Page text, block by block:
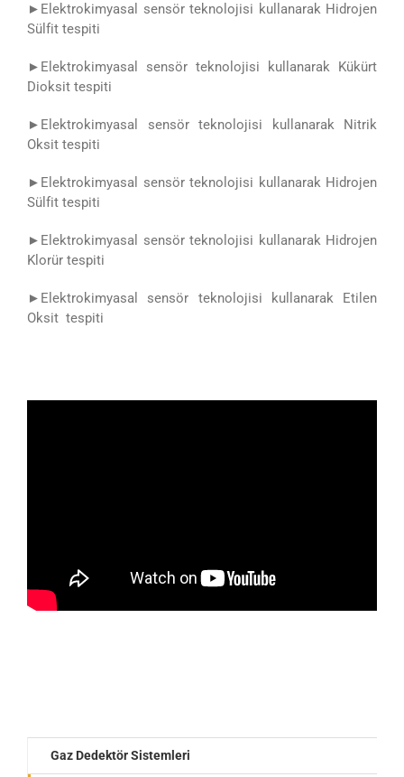
► Elektrokimyasal sensör teknolojisi kullanarak Hidrojen
Sülfit tespiti
► Elektrokimyasal sensör teknolojisi kullanarak Kükürt
Dioksit tespiti
► Elektrokimyasal sensör teknolojisi kullanarak Nitrik
Oksit tespiti
► Elektrokimyasal sensör teknolojisi kullanarak Hidrojen
Sülfit tespiti
► Elektrokimyasal sensör teknolojisi kullanarak Hidrojen
Klorür tespiti
► Elektrokimyasal sensör teknolojisi kullanarak Etilen
Oksit tespiti
Gaz Dedektör Sistemleri